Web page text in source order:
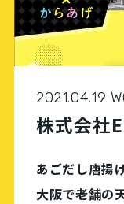
2021.04.19
株式会社
あごだし唐揚
大阪で老舗の